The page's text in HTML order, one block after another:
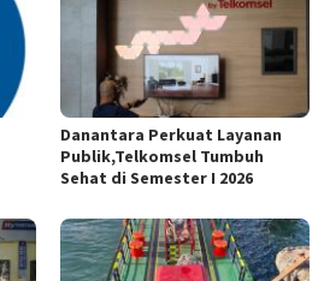
Danantara Perkuat Layanan
Publik,Telkomsel Tumbuh
Sehat di Semester I 2026